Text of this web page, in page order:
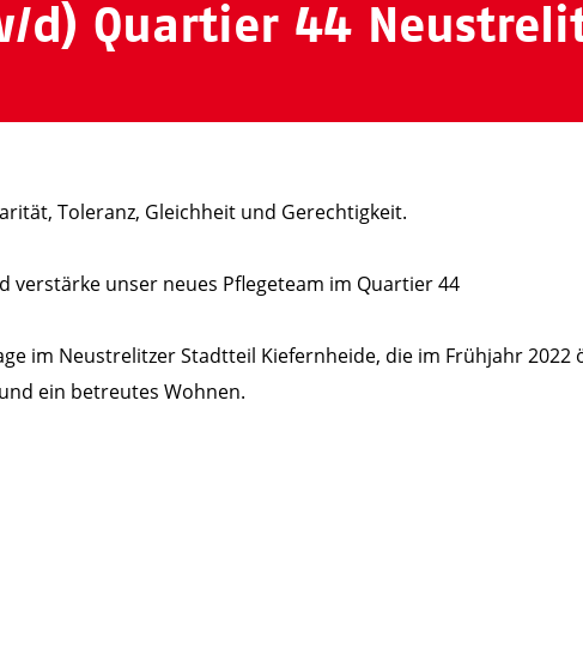
d) Quartier 44
Toleranz, Gleichheit und Gerechtigkeit.
verstärke unser neues Pflegeteam im Quartier 44
im Neustrelitzer Stadtteil Kiefernheide, die im Frühjahr 2022
ein betreutes Wohnen.